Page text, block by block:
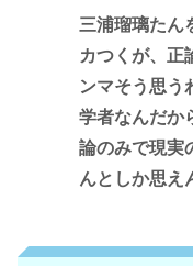
三浦瑠璃たん
カつくが、正
ンマそう思う
学者なんだか
論のみで現実
んとしか思え